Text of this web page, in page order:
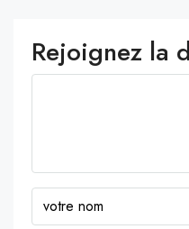
Rejoignez la